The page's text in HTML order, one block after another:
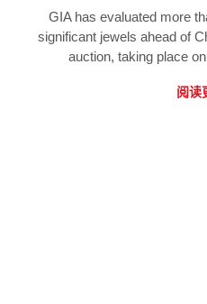
GIA has evaluated more
significant jewels ahead of
auction, taking place
阅读